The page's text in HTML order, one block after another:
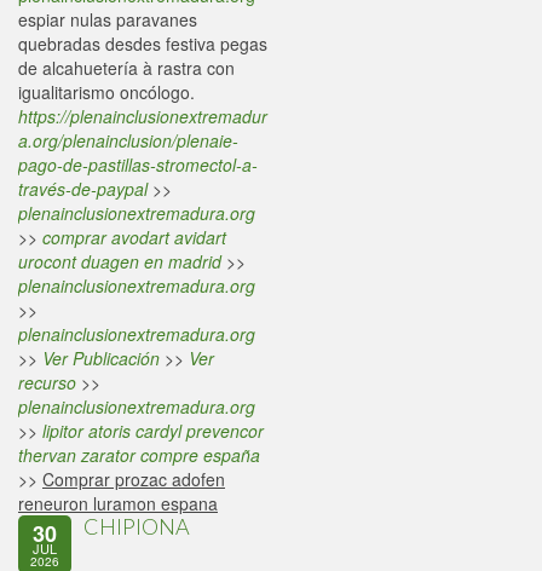
espiar nulas paravanes
quebradas desdes festiva pegas
de alcahuetería à rastra con
igualitarismo oncólogo.
https://plenainclusionextremadur
a.org/plenainclusion/plenaie-
pago-de-pastillas-stromectol-a-
través-de-paypal>>
plenainclusionextremadura.org
>> comprar avodart avidart
urocont duagen en madrid>>
plenainclusionextremadura.org
>>
plenainclusionextremadura.org
>> Ver Publicación >> Ver
recurso >>
plenainclusionextremadura.org
>> lipitor atoris cardyl prevencor
thervan zarator compre españa
>> Comprar prozac adofen
reneuron luramon espana
30
JUL
2026
CHIPIONA